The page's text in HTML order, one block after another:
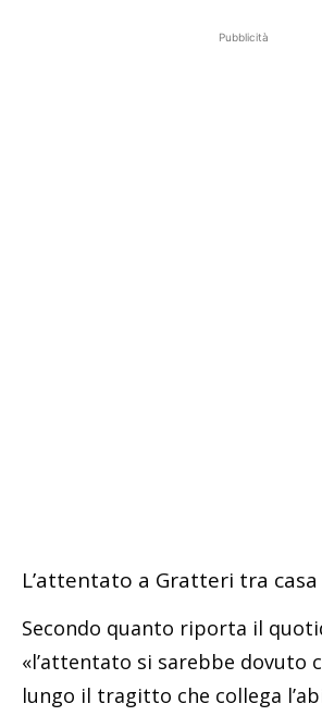
Pubblicità
L’attentato a Gratteri tra
Secondo quanto riporta il
«l’attentato si sarebbe dovuto
lungo il tragitto che collega